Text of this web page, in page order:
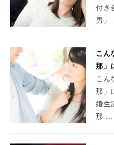
付き
男」
こん
那」
こん
那」
婚生
那 …